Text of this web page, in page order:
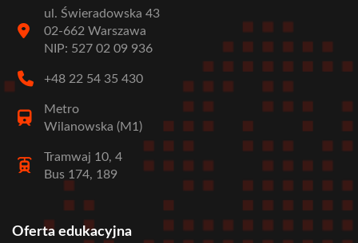
ul. Świeradowska 43
02-662 Warszawa
NIP: 527 02 09 936
+48 22 54 35 430
Metro
Wilanowska (M1)
Tramwaj 10, 4
Bus 174, 189
Stopka
Oferta edukacyjna